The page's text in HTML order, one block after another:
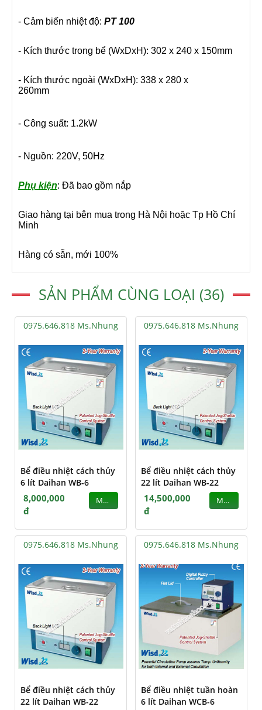
- Cảm biến nhiệt độ: PT 100
- Kích thước trong bể (WxDxH): 302 x 240 x 150mm
- Kích thước ngoài (WxDxH): 338 x 280 x
260mm
- Công suất: 1.2kW
- Nguồn: 220V, 50Hz
Phụ kiện: Đã bao gồm nắp
Giao hàng tại bên mua trong Hà Nội hoặc Tp Hồ Chí
Minh
Hàng có sẵn, mới 100%
SẢN PHẨM CÙNG LOẠI (36)
0975.646.818 Ms.Nhung
Bể điều nhiệt cách thủy
6 lít Daihan WB-6
8,000,000
đ
MUA
0975.646.818 Ms.Nhung
Bể điều nhiệt cách thủy
22 lít Daihan WB-22
14,500,000
đ
MUA
0975.646.818 Ms.Nhung
Bể điều nhiệt cách thủy
22 lít Daihan WB-22
0975.646.818 Ms.Nhung
Bể điều nhiệt tuần hoàn
6 lít Daihan WCB-6